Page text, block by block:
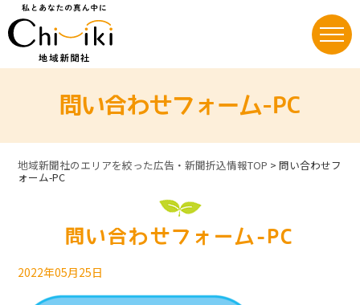
問い合わせフォーム-PC
地域新聞社のエリアを絞った広告・新聞折込情報TOP >問い合わせフ
ォーム-PC
問い合わせフォーム-PC
2022年05月25日